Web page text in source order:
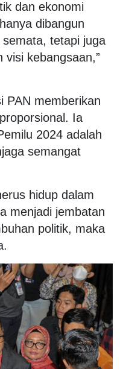
dan ekonomi
dibangun
tetapi juga
kebangsaan,”
PAN memberikan
Ia
2024 adalah
semangat
hidup dalam
menjadi jembatan
politik, maka